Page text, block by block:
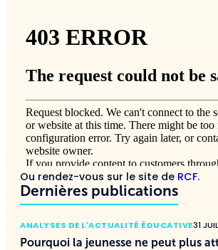
Ou rendez-vous sur le site de RCF.
Dernières publications
ANALYSES DE L'ACTUALITÉ ÉDUCATIVE31
Pourquoi la jeunesse ne peut plus